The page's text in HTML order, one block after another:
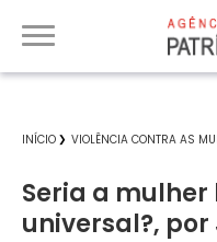
INÍCIO VIOLÊNCIA CONTRA AS
Seria a
universal?,